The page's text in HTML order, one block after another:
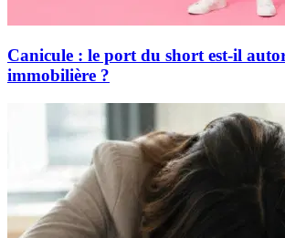
Canicule : le port du short est-il
immobilière ?